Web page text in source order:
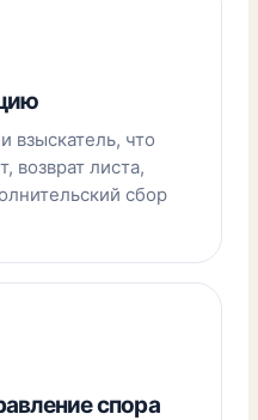
взыскатель, что
возврат листа,
сбор
спора